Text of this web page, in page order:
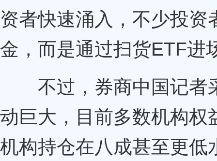
资者快速涌入，不少投
金，而是通过扫货ETF进
不过，券商中国记者
动巨大，目前多数机构权
机构持仓在八成甚至更低